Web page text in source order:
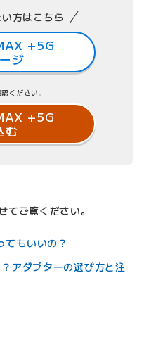
方はこちら
+5G
ジ
ください。
+5G
む
てご覧ください。
てもいいの？
アダプターの選び方と注